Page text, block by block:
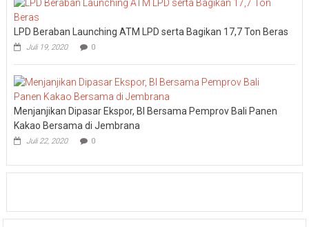
LPD Beraban Launching ATM LPD serta Bagikan 17,7 Ton Beras
Juli 19, 2020 0
Menjanjikan Dipasar Ekspor, BI Bersama Pemprov Bali Panen
Kakao Bersama di Jembrana
Juli 22, 2020 0